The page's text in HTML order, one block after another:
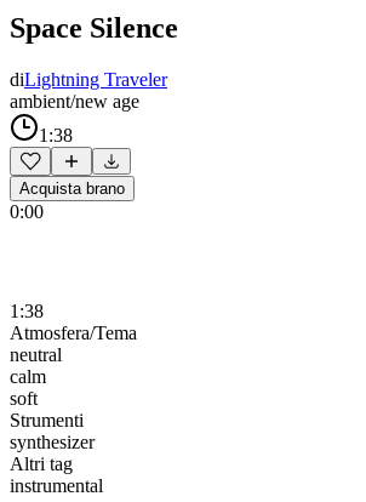
Space Silence
diLightning Traveler
ambient/new age
1:38
Acquista brano
0:00
1:38
Atmosfera/Tema
neutral
calm
soft
Strumenti
synthesizer
Altri tag
instrumental